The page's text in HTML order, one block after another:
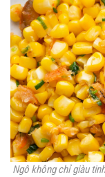
Ngô không chỉ giàu